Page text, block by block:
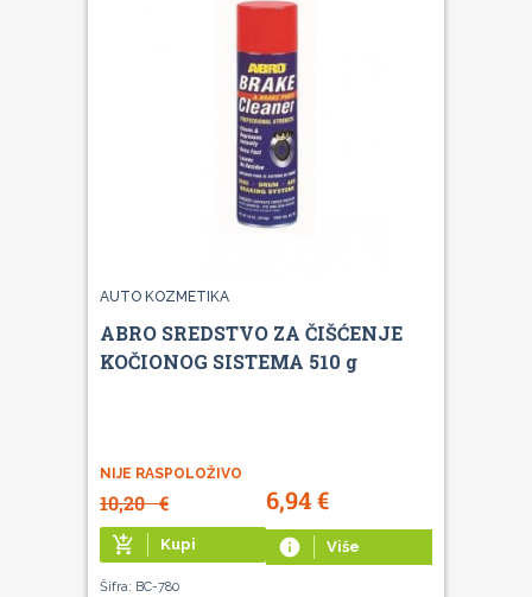
AUTO KOZMETIKA
ABRO SREDSTVO ZA ČIŠĆENJE
KOČIONOG SISTEMA 510 g
NIJE RASPOLOŽIVO
10,20€ 6,94€
add_shopping_cart Kupi info Više
Šifra: BC-780